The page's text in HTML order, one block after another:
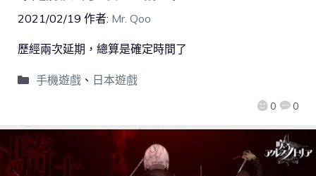
2021/02/19 作者: Mr. Qoo
0 0
歷經兩次延期，總算是確定時間了
手機遊戲、 日本遊戲